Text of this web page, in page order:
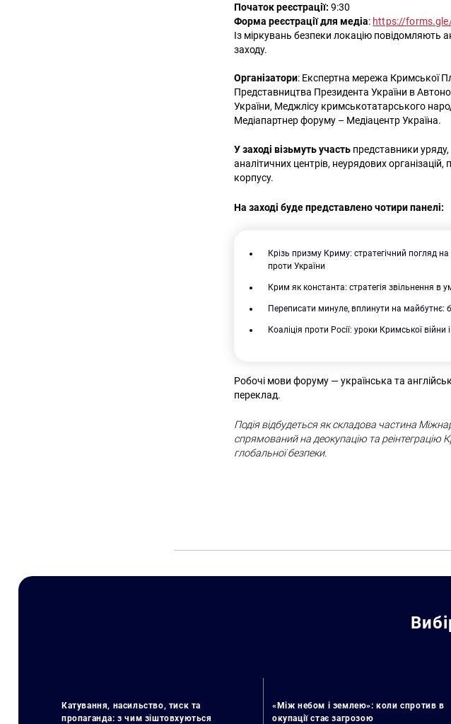
Пошук
Початок реєстрації:9:30
Форма реєстрації для медіа: https://
Із міркувань безпеки локацію
заходу.
Організатори: Експертна мережа Кримської
Представництва Президента України в
України, Меджлісу кримськотатарського
Медіапартнер форуму – Медіацентр Україна.
У заході візьмуть участь представники
аналітичних центрів, неурядових
корпусу.
На заході буде представлено чотири панелі:
Крізь призму Криму: стратегічний погляд
проти України
Крим як константа: стратегія звільнення в
Переписати минуле, вплинути на майбутнє:
Коаліція проти Росії: уроки Кримської
Робочі мови форуму — українська та
переклад.
Подія відбудеться як складова частина
спрямований на деокупацію та реінтеграцію
глобальної безпеки.
Катування, насильство, тиск та
пропаганда: з чим зіштовхуються
«Між небом і землею»: коли спротив в
окупації стає загрозою